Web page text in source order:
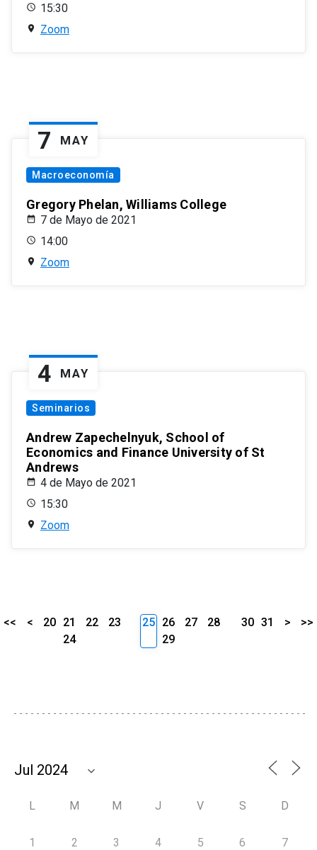
15:30
Zoom
7 MAY
Macroeconomía
Gregory Phelan, Williams College
7 de Mayo de 2021
14:00
Zoom
4 MAY
Seminarios
Andrew Zapechelnyuk, School of
Economics and Finance University of St
Andrews
4 de Mayo de 2021
15:30
Zoom
<< < 20 21 22
23
24
25 26 27
28
29
30 31 > >>
L M M J V S D
1 2 3 4 5 6 7